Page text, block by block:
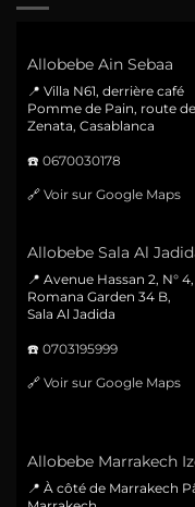
Allobebe Ain Sebaa
📍 Villa N61, derrière café
Pomme de Pain, route de
Zenata, Casablanca
☎️ 0670030178
🔗 Voir sur Google Maps
Allobebe Sala Al
📍 Avenue Hassan 2, N° 4,
Romana Garden 34 B,
Sala Al Jadida
☎️ 0703195999
🔗 Voir sur Google Maps
Allobebe Marrakech
📍 À côté de Marrakech